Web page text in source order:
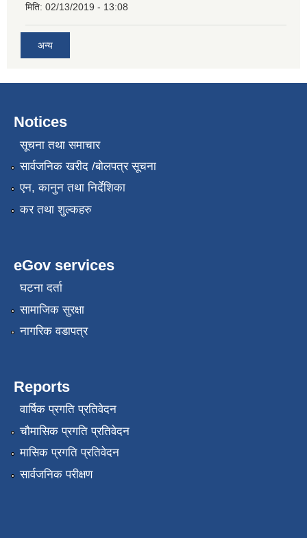
मिति: 02/13/2019 - 13:08
अन्य
Notices
सूचना तथा समाचार
सार्वजनिक खरीद /बोलपत्र सूचना
एन, कानुन तथा निर्देशिका
कर तथा शुल्कहरु
eGov services
घटना दर्ता
सामाजिक सुरक्षा
नागरिक वडापत्र
Reports
वार्षिक प्रगति प्रतिवेदन
चौमासिक प्रगति प्रतिवेदन
मासिक प्रगति प्रतिवेदन
सार्वजनिक परीक्षण